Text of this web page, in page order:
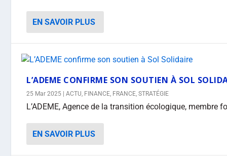
EN SAVOIR PLUS
L’ADEME CONFIRME SON SOUTIEN À SOL
25 Mar 2025 |ACTU, FINANCE, FRANCE,STRATÉGIE
L’ADEME, Agence de la transition écologique, membre
EN SAVOIR PLUS